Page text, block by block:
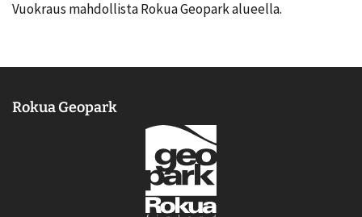
Vuokraus mahdollista Rokua Geopark alueella.
Rokua Geopark